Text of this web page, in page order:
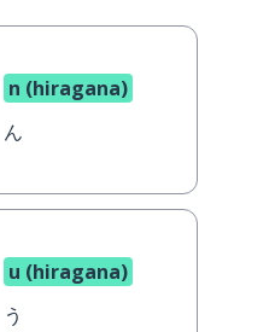
n (hiragana)
ん
u (hiragana)
う